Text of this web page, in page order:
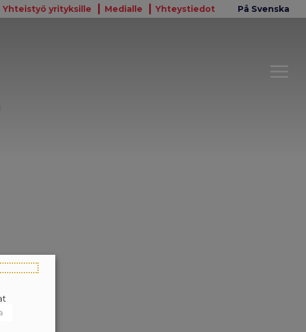
Yhteistyö yrityksille Medialle Yhteystiedot På Svenska